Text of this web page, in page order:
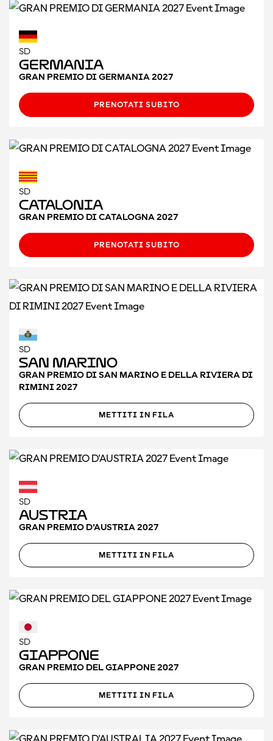
SD
Germania
GRAN PREMIO DI GERMANIA 2027
PRENOTATI SUBITO
SD
CATALONIA
GRAN PREMIO DI CATALOGNA 2027
PRENOTATI SUBITO
SD
San Marino
GRAN PREMIO DI SAN MARINO E DELLA RIVIERA DI
RIMINI 2027
METTITI IN FILA
SD
Austria
GRAN PREMIO D'AUSTRIA 2027
METTITI IN FILA
SD
Giappone
GRAN PREMIO DEL GIAPPONE 2027
METTITI IN FILA